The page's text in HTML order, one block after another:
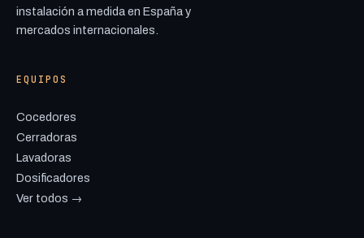
instalación a medida en España y
mercados internacionales.
EQUIPOS
Cocedores
Cerradoras
Lavadoras
Dosificadores
Ver todos →